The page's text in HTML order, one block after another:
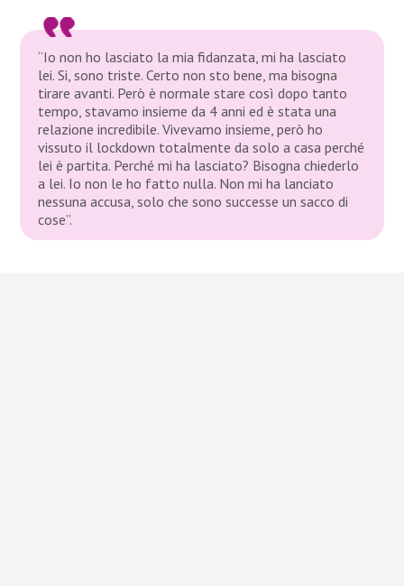
“Io non ho lasciato la mia fidanzata, mi ha lasciato
lei. Si, sono triste. Certo non sto bene, ma bisogna
tirare avanti. Però è normale stare così dopo tanto
tempo, stavamo insieme da 4 anni ed è stata una
relazione incredibile. Vivevamo insieme, però ho
vissuto il lockdown totalmente da solo a casa perché
lei è partita. Perché mi ha lasciato? Bisogna chiederlo
a lei. Io non le ho fatto nulla. Non mi ha lanciato
nessuna accusa, solo che sono successe un sacco di
cose”.